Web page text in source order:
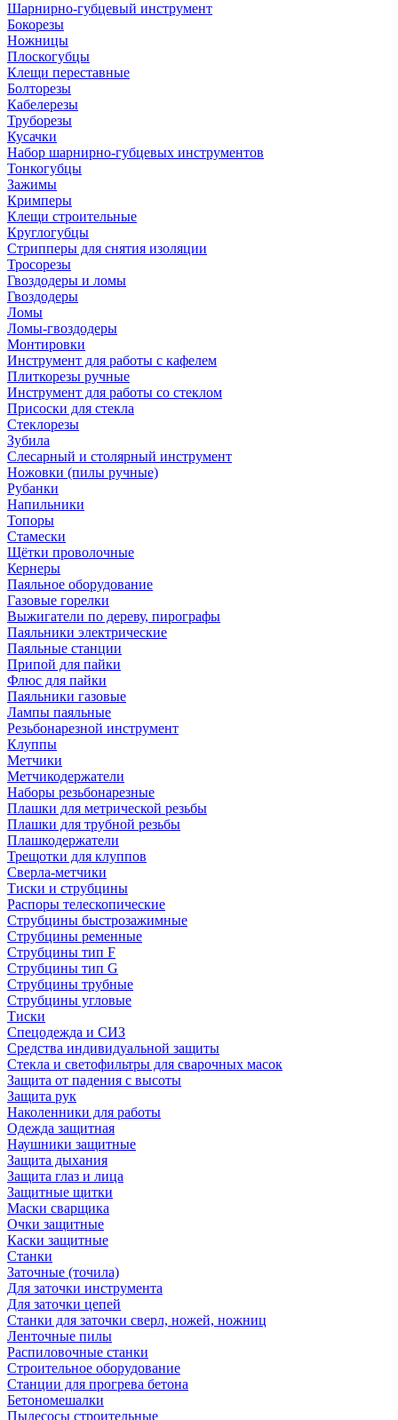
Шарнирно-губцевый инструмент
Бокорезы
Ножницы
Плоскогубцы
Клещи переставные
Болторезы
Кабелерезы
Труборезы
Кусачки
Набор шарнирно-губцевых инструментов
Тонкогубцы
Зажимы
Кримперы
Клещи строительные
Круглогубцы
Стрипперы для снятия изоляции
Тросорезы
Гвоздодеры и ломы
Гвоздодеры
Ломы
Ломы-гвоздодеры
Монтировки
Инструмент для работы с кафелем
Плиткорезы ручные
Инструмент для работы со стеклом
Присоски для стекла
Стеклорезы
Зубила
Слесарный и столярный инструмент
Ножовки (пилы ручные)
Рубанки
Напильники
Топоры
Стамески
Щётки проволочные
Кернеры
Паяльное оборудование
Газовые горелки
Выжигатели по дереву, пирографы
Паяльники электрические
Паяльные станции
Припой для пайки
Флюс для пайки
Паяльники газовые
Лампы паяльные
Резьбонарезной инструмент
Клуппы
Метчики
Метчикодержатели
Наборы резьбонарезные
Плашки для метрической резьбы
Плашки для трубной резьбы
Плашкодержатели
Трещотки для клуппов
Сверла-метчики
Тиски и струбцины
Распоры телескопические
Струбцины быстрозажимные
Струбцины ременные
Струбцины тип F
Струбцины тип G
Струбцины трубные
Струбцины угловые
Тиски
Спецодежда и СИЗ
Средства индивидуальной защиты
Стекла и светофильтры для сварочных масок
Защита от падения с высоты
Защита рук
Наколенники для работы
Одежда защитная
Наушники защитные
Защита дыхания
Защита глаз и лица
Защитные щитки
Маски сварщика
Очки защитные
Каски защитные
Станки
Заточные (точила)
Для заточки инструмента
Для заточки цепей
Станки для заточки сверл, ножей, ножниц
Ленточные пилы
Распиловочные станки
Строительное оборудование
Станции для прогрева бетона
Бетономешалки
Пылесосы строительные